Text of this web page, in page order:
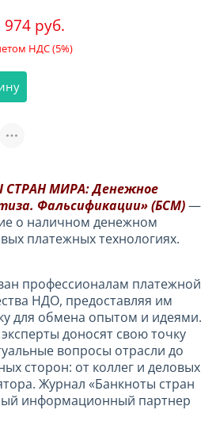
974 руб.
НДС (5%)
СТРАН МИРА: Денежное
Фальсификации»(БСМ)—
о наличном денежном
платежных технологиях.
профессионалам платежной
НДО, предоставляя им
для обмена опытом и идеями.
доносят свою точку
вопросы отрасли до
сторон: от коллег и деловых
Журнал «Банкноты стран
информационный партнер